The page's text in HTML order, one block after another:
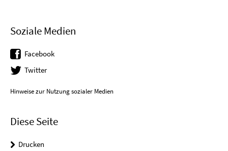
Soziale Medien
Facebook
Twitter
Hinweise zur Nutzung sozialer Medien
Diese Seite
Drucken